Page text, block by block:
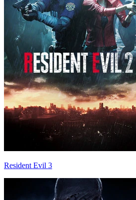
Resident Evil 3